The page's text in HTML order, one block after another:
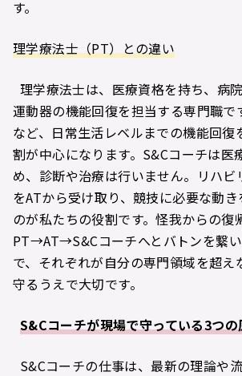
す。
理学療法士（PT）との違い
理学療法士は、医療資格を持ち、病
運動器の機能回復を担当する専門職で
など、日常生活レベルまでの機能回復
割が中心になります。S&Cコーチは医
め、診断や治療は行いません。リハ
をATから受け取り、競技に必要な動
のが私たちの役割です。怪我からの復
PT→AT→S&Cコーチへとバトンを繋
で、それぞれが自分の専門領域を超え
守るうえで大切です。
S&Cコーチが現場で守っている3つの
S&Cコーチの仕事は、最新の理論や